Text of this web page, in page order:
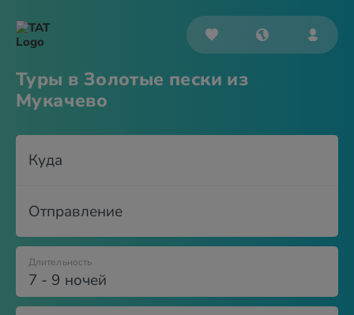
Туры в Золотые пески из
Мукачево
Куда
Отправление
7 - 9 ночей
Длительность